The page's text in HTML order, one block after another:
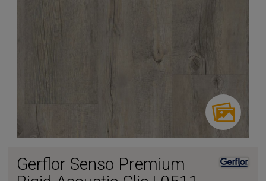
Gerflor Senso Premium